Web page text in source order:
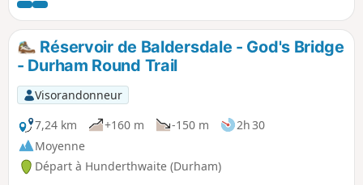
Réservoir de Baldersdale - God's Bridge
- Durham Round Trail
Visorandonneur
7,24 km
+160 m -150 m
2h 30
Moyenne
Départ à Hunderthwaite (Durham)